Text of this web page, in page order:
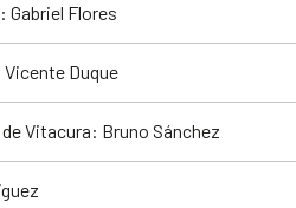
Gabriel Flores
Duque
Vitacura: Bruno Sánchez